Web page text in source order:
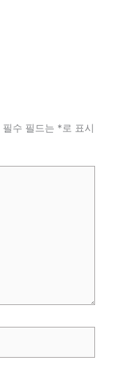
필수 필드는 *로 표시